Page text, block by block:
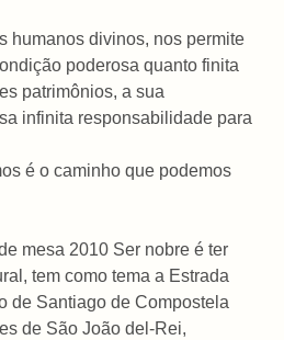
humanos divinos, nos permite
poderosa quanto finita
patrimônios, a sua
infinita responsabilidade para
é o caminho que podemos
mesa 2010 Ser nobre é ter
tem como tema a Estrada
de Santiago de Compostela
de São João del-Rei,